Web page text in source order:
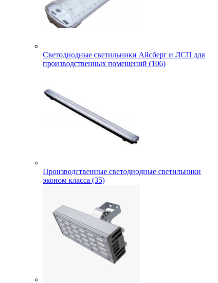
Светодиодные светильники Айсберг и ЛСП для
производственных помещений (106)
Производственные светодиодные светильники
эконом класса (35)